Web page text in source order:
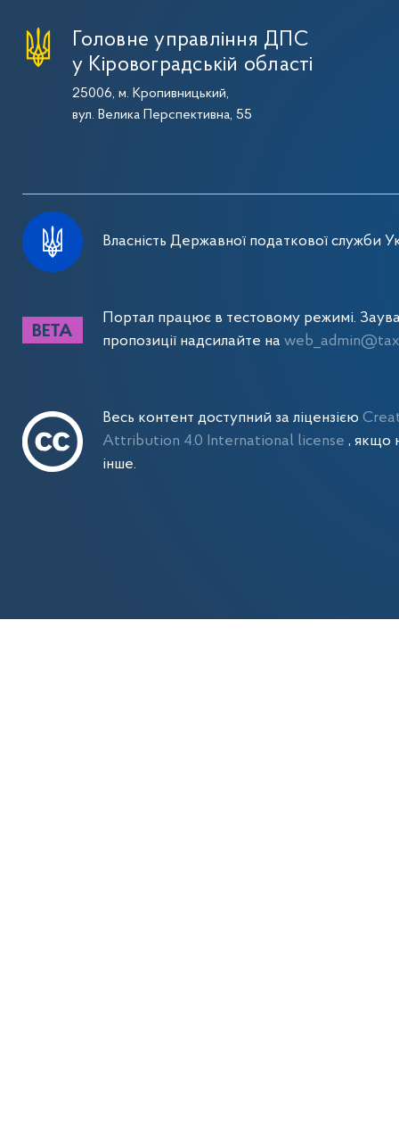
Головне управління ДПС
у Кіровоградській області
25006, м. Кропивницький,
вул. Велика Перспективна, 55
Власність Державної податкової служби
Портал працює в тестовому режимі.
пропозиції надсилайте на
Весь контент доступний за ліцензією
Attribution 4.0 International license , якщо
інше.